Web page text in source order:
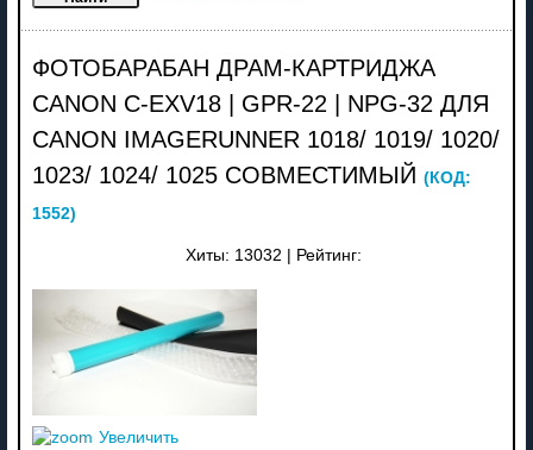
ФОТОБАРАБАН ДРАМ-КАРТРИДЖА
CANON C-EXV18 | GPR-22 | NPG-32 ДЛЯ
CANON IMAGERUNNER 1018/ 1019/ 1020/
1023/ 1024/ 1025 СОВМЕСТИМЫЙ (КОД:
1552)
Хиты: 13032 Рейтинг:
Увеличить